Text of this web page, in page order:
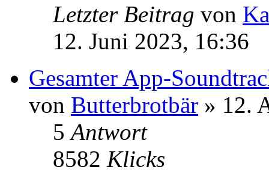
Letzter Beitrag von
12. Juni 2023, 16:36
Gesamter App-
von Butterbrotbär » 12.
5Antwort
8582 Klicks